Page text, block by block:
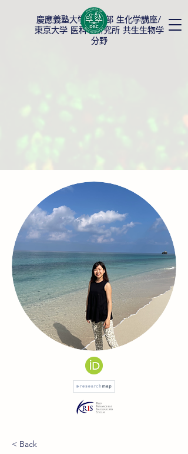
慶應義塾大学薬学部 生化学講座/
東京大学 医科学研究所 共生生物学
分野
< Back